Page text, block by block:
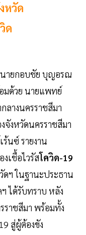
หวัด
ด
นายกอบชัย บุญอรณ
มด้วย นายแพทย์
ลางนครราชสีมา
จังหวัดนครราชสีมา
นซ์ รายงาน
เชื้อไวรัสโควิด-19
ดฯ ในฐานะประธาน
ได้รับทราบ หลัง
ราชสีมา พร้อมทั้ง
สู่ผู้ต้องขัง